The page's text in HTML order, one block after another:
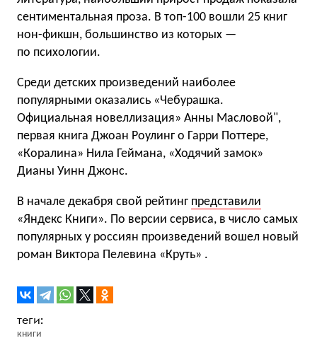
сентиментальная проза. В топ-100 вошли 25 книг
нон-фикшн, большинство из которых —
по психологии.
Среди детских произведений наиболее
популярными оказались «Чебурашка.
Официальная новеллизация» Анны Масловой",
первая книга Джоан Роулинг о Гарри Поттере,
«Коралина» Нила Геймана, «Ходячий замок»
Дианы Уинн Джонс.
В начале декабря свой рейтинг представили
«Яндекс Книги». По версии сервиса, в число самых
популярных у россиян произведений вошел новый
роман Виктора Пелевина «Круть» .
книги